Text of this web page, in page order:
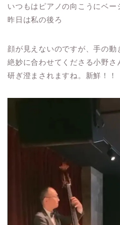
いつもはピアノの向こうにベー
昨日は私の後ろ
顔が見えないのですが、手の動
絶妙に合わせてくださる小野さ
研ぎ澄まされますね。新鮮！！